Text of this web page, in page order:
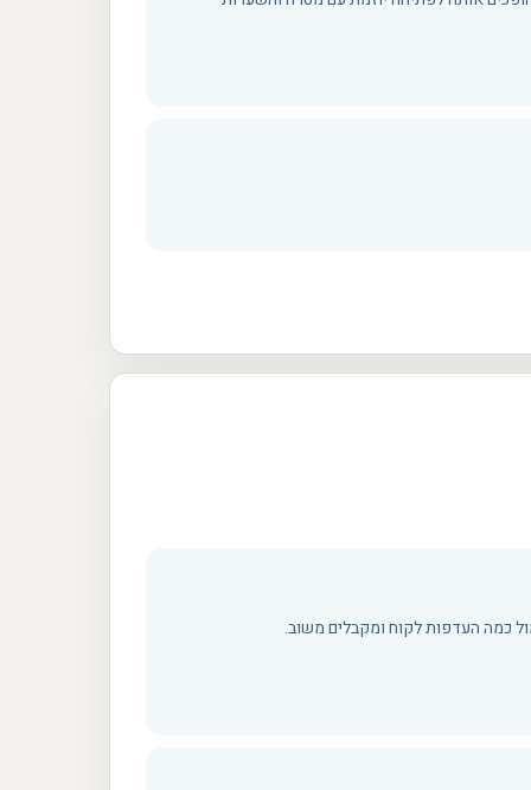
כמה העדפות לקוח ומקבלים משוב.